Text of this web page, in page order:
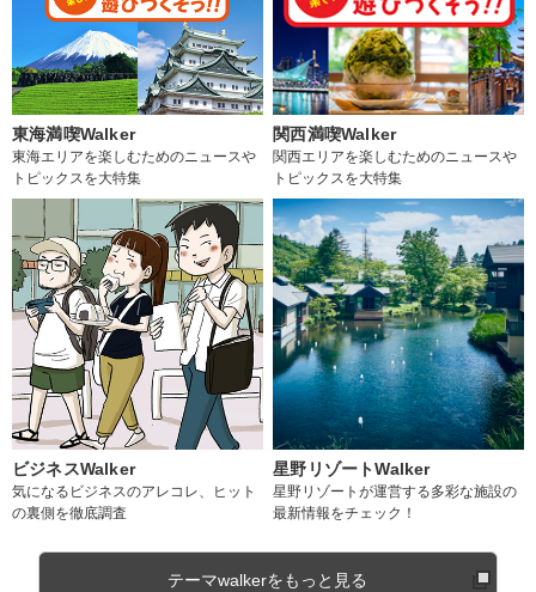
東海満喫Walker
東海エリアを楽しむためのニュースや
トピックスを大特集
関西満喫Walker
関西エリアを楽しむためのニュースや
トピックスを大特集
ビジネスWalker
気になるビジネスのアレコレ、ヒット
の裏側を徹底調査
星野リゾートWalker
星野リゾートが運営する多彩な施設の
最新情報をチェック！
テーマwalkerをもっと見る